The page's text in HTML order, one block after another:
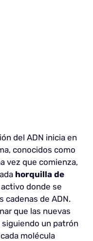
del ADN inicia en
conocidos como
vez que comienza,
horquilla de
donde se
cadenas de ADN.
que las nuevas
siguiendo un patrón
molécula